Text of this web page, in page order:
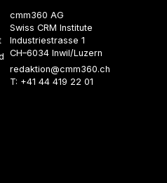
cmm360 AG
Swiss CRM Institute
Industriestrasse 1
CH–6034 Inwil/Luzern
redaktion@cmm360.ch
T: +41 44 419 22 01